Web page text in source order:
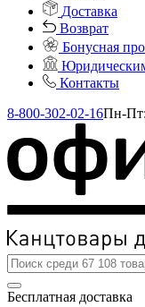
Доставка
Возврат
Бонусная
Контакты
8-800-302-02-16Пн-
Бесплатная доставка